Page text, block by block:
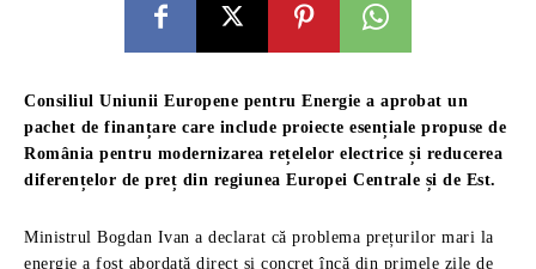
Consiliul Uniunii Europene pentru Energie a aprobat un
pachet de finanțare care include proiecte esențiale propuse de
România pentru modernizarea rețelelor electrice și reducerea
diferențelor de preț din regiunea Europei Centrale și de Est.
Ministrul Bogdan Ivan a declarat că problema prețurilor mari la
energie a fost abordată direct și concret încă din primele zile de